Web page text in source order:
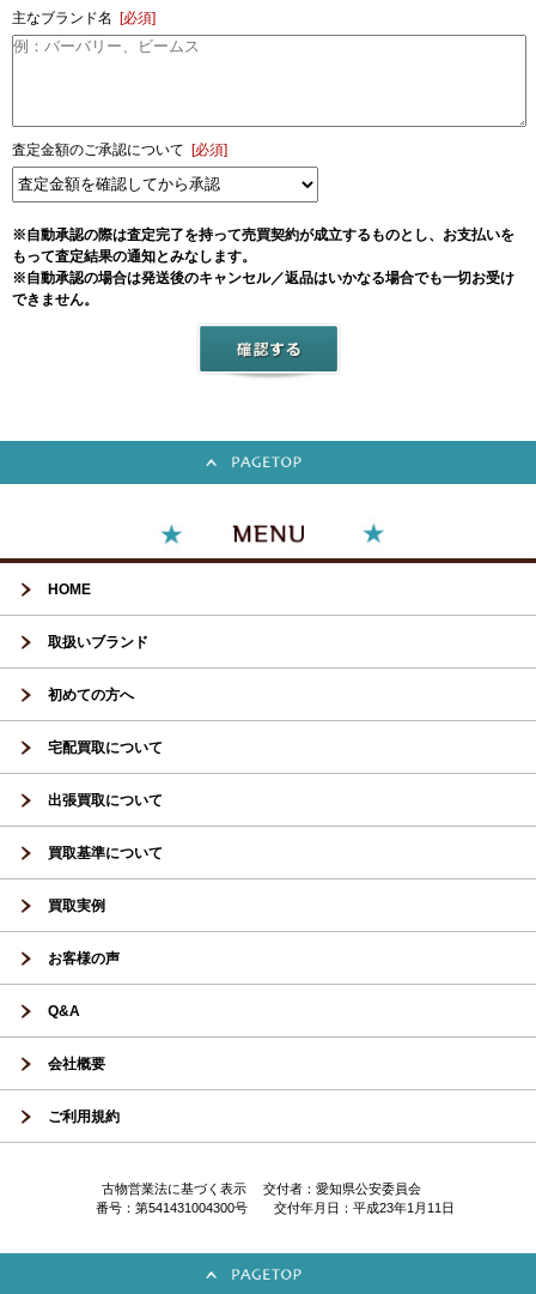
主なブランド名 [必須]
査定金額のご承認について [必須]
※自動承認の際は査定完了を持って売買契約が成立するものとし、お支払いを
もって査定結果の通知とみなします。
※自動承認の場合は発送後のキャンセル／返品はいかなる場合でも一切お受け
できません。
HOME
取扱いブランド
初めての方へ
宅配買取について
出張買取について
買取基準について
買取実例
お客様の声
Q&A
会社概要
ご利用規約
古物営業法に基づく表示 交付者：愛知県公安委員会
番号：第541431004300号 交付年月日：平成23年1月11日